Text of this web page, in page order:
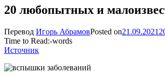
20 любопытных и
Перевод Игорь АбрамовPosted on21.09.2021
Time to Read:-words
Источник